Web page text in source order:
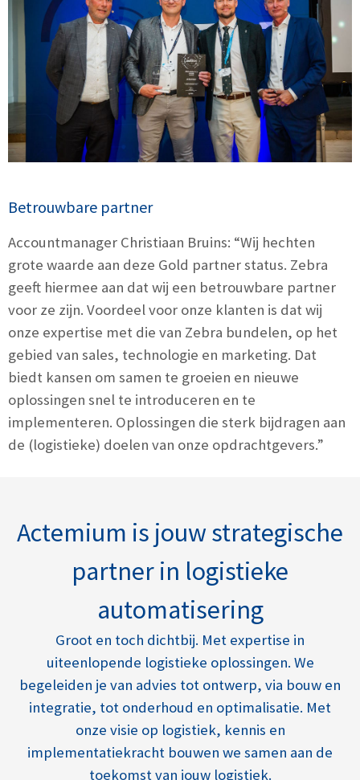
Betrouwbare partner
Accountmanager Christiaan Bruins: “Wij hechten
grote waarde aan deze Gold partner status. Zebra
geeft hiermee aan dat wij een betrouwbare partner
voor ze zijn. Voordeel voor onze klanten is dat wij
onze expertise met die van Zebra bundelen, op het
gebied van sales, technologie en marketing. Dat
biedt kansen om samen te groeien en nieuwe
oplossingen snel te introduceren en te
implementeren. Oplossingen die sterk bijdragen aan
de (logistieke) doelen van onze opdrachtgevers.”
Actemium is jouw strategische
partner in logistieke
automatisering
Groot en toch dichtbij. Met expertise in
uiteenlopende logistieke oplossingen. We
begeleiden je van advies tot ontwerp, via bouw en
integratie, tot onderhoud en optimalisatie. Met
onze visie op logistiek, kennis en
implementatiekracht bouwen we samen aan de
toekomst van jouw logistiek.